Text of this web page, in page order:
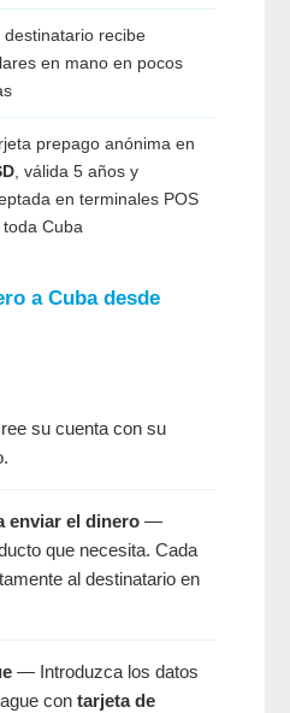
destinatario recibe
en mano en pocos
prepago anónima en
, válida 5 años y
en terminales POS
toda Cuba
a Cuba desde
su cuenta con su
enviar el dinero —
que necesita. Cada
al destinatario en
— Introduzca los datos
con tarjeta de